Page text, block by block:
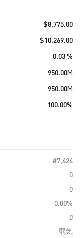
$8,775.00
$10,269.00
0.03 %
950.00M
950.00M
100.00%
#7,424
0
0
0.00%
0
弱気